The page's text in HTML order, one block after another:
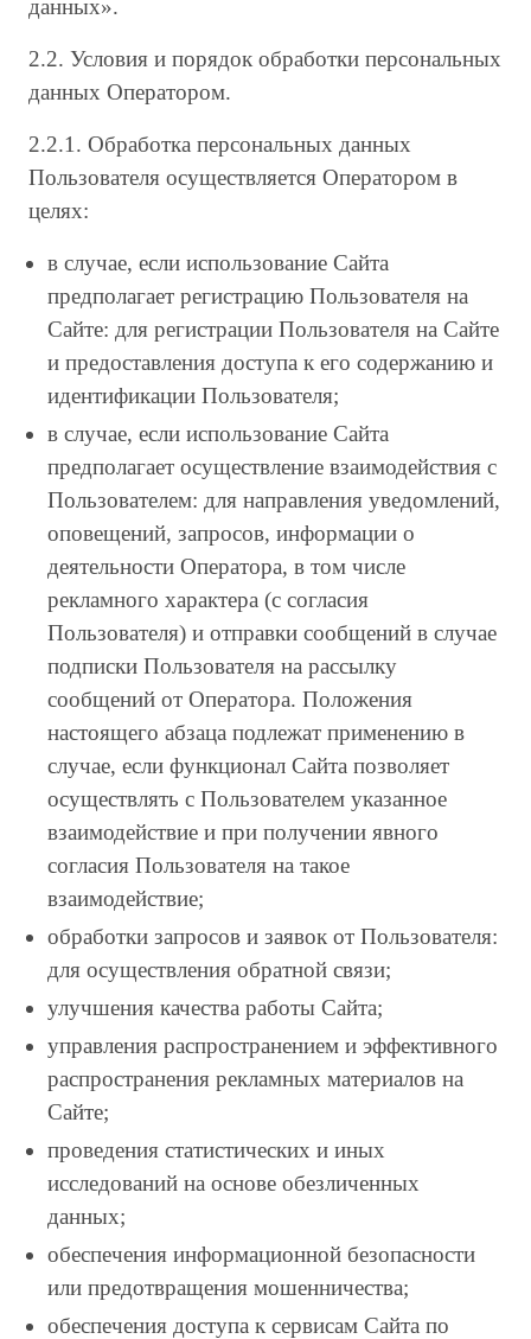
данных».
2.2. Условия и порядок обработки персональных
данных Оператором.
2.2.1. Обработка персональных данных
Пользователя осуществляется Оператором в
целях:
в случае, если использование Сайта
предполагает регистрацию Пользователя на
Сайте: для регистрации Пользователя на Сайте
и предоставления доступа к его содержанию и
идентификации Пользователя;
в случае, если использование Сайта
предполагает осуществление взаимодействия с
Пользователем: для направления уведомлений,
оповещений, запросов, информации о
деятельности Оператора, в том числе
рекламного характера (с согласия
Пользователя) и отправки сообщений в случае
подписки Пользователя на рассылку
сообщений от Оператора. Положения
настоящего абзаца подлежат применению в
случае, если функционал Сайта позволяет
осуществлять с Пользователем указанное
взаимодействие и при получении явного
согласия Пользователя на такое
взаимодействие;
обработки запросов и заявок от Пользователя:
для осуществления обратной связи;
улучшения качества работы Сайта;
управления распространением и эффективного
распространения рекламных материалов на
Сайте;
проведения статистических и иных
исследований на основе обезличенных
данных;
обеспечения информационной безопасности
или предотвращения мошенничества;
обеспечения доступа к сервисам Сайта по